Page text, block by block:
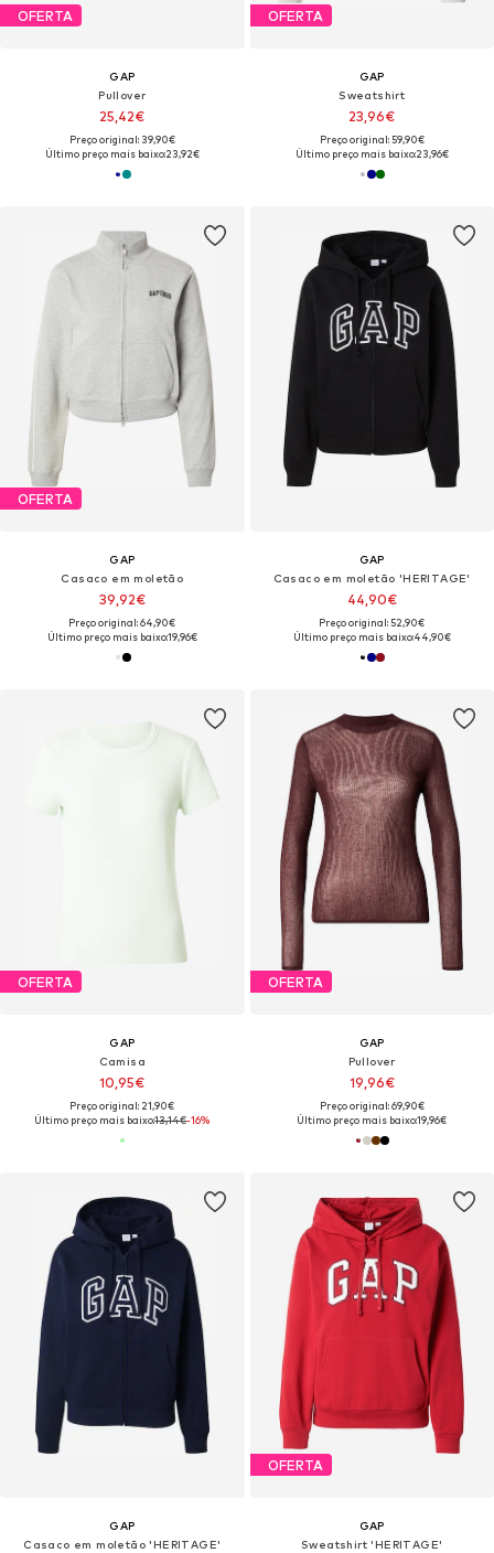
OFERTA
GAP
Pullover
25,42€
Preço original: 39,90€
Último preço mais baixo:23,92€
OFERTA
GAP
Sweatshirt
23,96€
Preço original: 59,90€
Último preço mais baixo:23,96€
OFERTA
GAP
Casaco em moletão
39,92€
Preço original: 64,90€
Último preço mais baixo:19,96€
GAP
Casaco em moletão 'HERITAGE'
44,90€
Preço original: 52,90€
Último preço mais baixo:44,90€
OFERTA
GAP
Camisa
10,95€
Preço original: 21,90€
Último preço mais baixo:13,14€-16%
OFERTA
GAP
Pullover
19,96€
Preço original: 69,90€
Último preço mais baixo:19,96€
GAP
Casaco em moletão 'HERITAGE'
OFERTA
GAP
Sweatshirt 'HERITAGE'